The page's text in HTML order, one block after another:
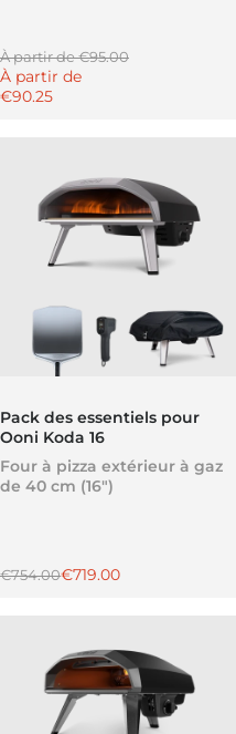
Prix régulier
À partir de€95.00
Prix promotionnel
À partir de
€90.25
Pack des essentiels pour
Ooni Koda 16
Four à pizza extérieur à gaz
de 40 cm (16")
Prix régulier
€754.00Prix promotionnel
€719.00